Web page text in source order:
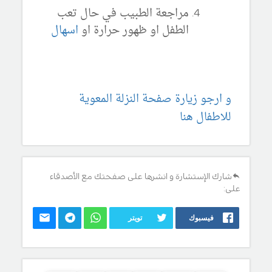
مراجعة الطبيب في حال تعب
الطفل او ظهور حرارة او اسهال
و ارجو زيارة صفحة النزلة المعوية
للاطفال هنا
شارك الإستشارة و انشرها على صفحتك مع الأصدقاء
على:
فيسبوك تويتر